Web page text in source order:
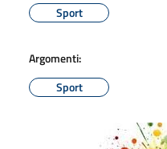
Sport
Argomenti:
Sport